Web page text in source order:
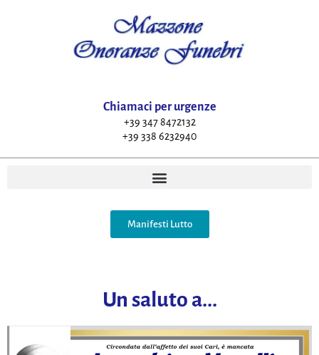
Chiamaci per urgenze
+39 347 8472132
+39 338 6232940
Manifesti Lutto
Un saluto a...